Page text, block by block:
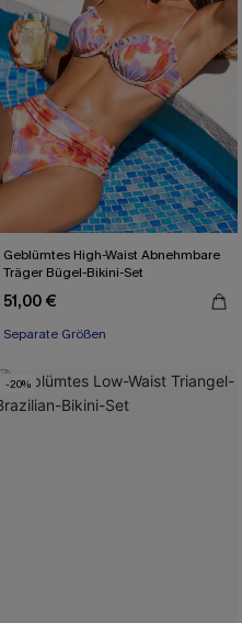
Geblümtes High-Waist Abnehmbare
Träger Bügel-Bikini-Set
51,00 €
Separate Größen
-20%